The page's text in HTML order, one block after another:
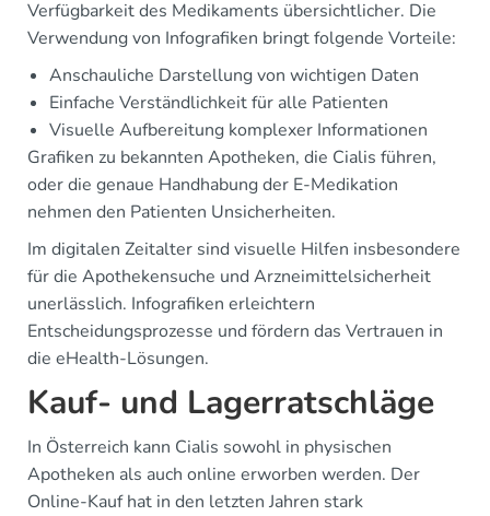
Verfügbarkeit des Medikaments übersichtlicher. Die
Verwendung von Infografiken bringt folgende Vorteile:
Anschauliche Darstellung von wichtigen Daten
Einfache Verständlichkeit für alle Patienten
Visuelle Aufbereitung komplexer Informationen
Grafiken zu bekannten Apotheken, die Cialis führen,
oder die genaue Handhabung der E-Medikation
nehmen den Patienten Unsicherheiten.
Im digitalen Zeitalter sind visuelle Hilfen insbesondere
für die Apothekensuche und Arzneimittelsicherheit
unerlässlich. Infografiken erleichtern
Entscheidungsprozesse und fördern das Vertrauen in
die eHealth-Lösungen.
Kauf- und Lagerratschläge
In Österreich kann Cialis sowohl in physischen
Apotheken als auch online erworben werden. Der
Online-Kauf hat in den letzten Jahren stark